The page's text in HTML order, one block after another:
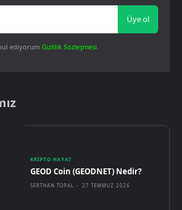
Üye ol
ediyorum Gizlilik Sözleşmesi.
KRIPTO HAYAT
GEOD Coin (GEODNET) Nedir?
SERTHAN TOPAL - 27 TEMMUZ 2026